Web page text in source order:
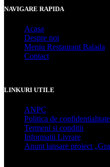
NAVIGARE RAPIDA
Acasa
Despre noi
Meniu Restaurant Balada
Contact
LINKURI UTILE
ANPC
Politica de confidentialitate
Termeni si conditii
Informatii Livrare
Anunt lansare proiect